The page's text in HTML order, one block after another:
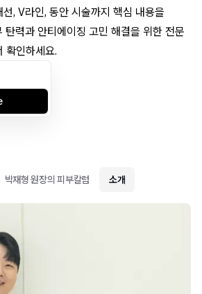
, V라인, 동안 시술까지 핵심 내용을
탄력과 안티에이징 고민 해결을 위한 전문
확인하세요.
박재형 원장의 피부칼럼 소개